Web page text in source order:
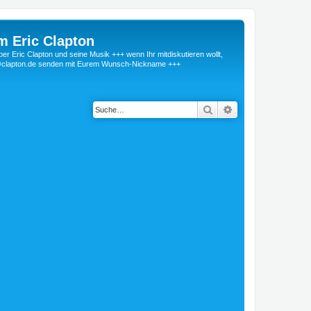
Eric Clapton
Eric Clapton und seine Musik +++ wenn Ihr mitdiskutieren wollt,
senden mit Eurem Wunsch-Nickname +++
Suche